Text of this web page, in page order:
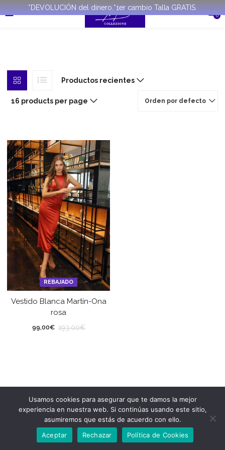
*DEVOLUCIÓN del dinero.*1er cambio Talla GRATIS.
0
Productos recientes
Orden por defecto
16 products per page
REBAJADO
Vestido Blanca Martín-Ona
rosa
99,00€ 193,00€
Usamos cookies para asegurar que te damos la mejor
experiencia en nuestra web. Si continúas usando este sitio,
asumiremos que estás de acuerdo con ello.
Aceptar
Rechazar Política de Cookies